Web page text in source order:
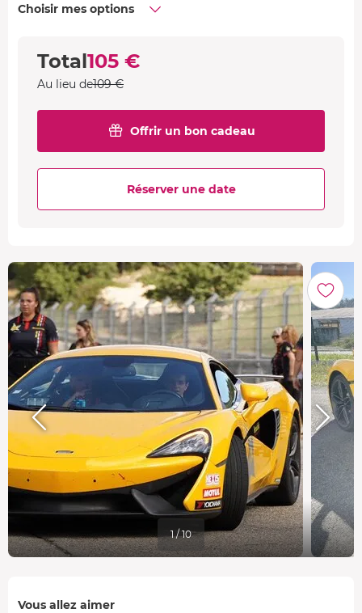
Choisir mes options
Total105 €
Au lieu de109 €
Offrir un bon cadeau
Réserver une date
1 / 10
Vous allez aimer